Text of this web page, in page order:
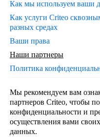
Как мы используем ваши
Как услуги Criteo
разных средах
Ваши права
Наши партнеры
Политика
Мы рекомендуем вам
партнеров Criteo, чтобы
конфиденциальности и
осуществления вами
данных.